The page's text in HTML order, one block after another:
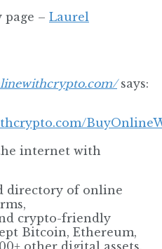
page – Laurel
says:
internet with
directory of online
crypto-friendly
Bitcoin, Ethereum,